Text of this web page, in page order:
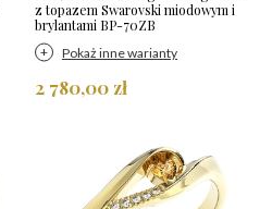
z topazem Swarovski miodowym i
brylantami BP-70ZB
Pokaż inne warianty
2 780,00 zł